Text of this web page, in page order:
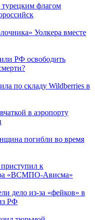
турецким флагом
Уолкера вместе
РФ освободить
по складу Wildberries в
в аэропорту
погибли во время
к
«ВСМПО-Ависма»
дело из-за «фейков» в
РФ